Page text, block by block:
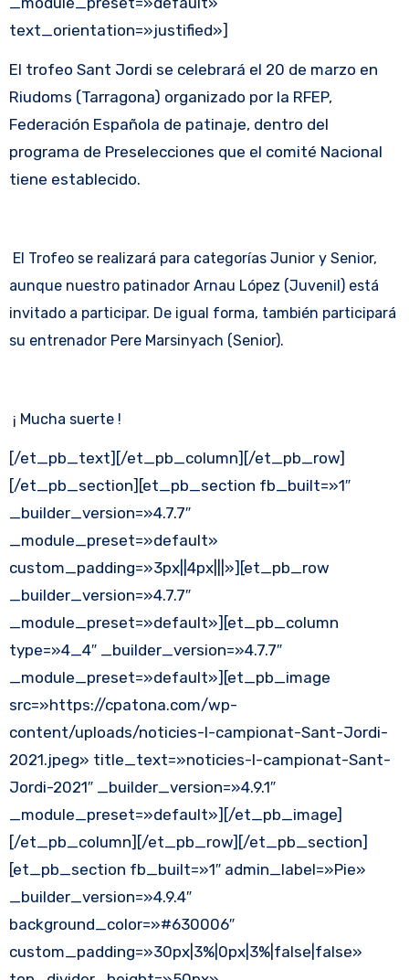
text_orientation=»justified»]
El trofeo Sant Jordi se celebrará el 20 de marzo en
Riudoms (Tarragona) organizado por la RFEP,
Federación Española de patinaje, dentro del
programa de Preselecciones que el comité Nacional
tiene establecido.
El Trofeo se realizará para categorías Junior y Senior,
aunque nuestro patinador Arnau López (Juvenil) está
invitado a participar. De igual forma, también participará
su entrenador Pere Marsinyach (Senior).
¡ Mucha suerte !
[/et_pb_text][/et_pb_column][/et_pb_row]
[/et_pb_section][et_pb_section fb_built=»1″
_builder_version=»4.7.7″
_module_preset=»default»
custom_padding=»3px||4px|||»][et_pb_row
_builder_version=»4.7.7″
_module_preset=»default»][et_pb_column
type=»4_4″ _builder_version=»4.7.7″
_module_preset=»default»][et_pb_image
src=»https://cpatona.com/wp-
content/uploads/noticies-I-campionat-Sant-Jordi-
2021.jpeg» title_text=»noticies-I-campionat-Sant-
Jordi-2021″ _builder_version=»4.9.1″
_module_preset=»default»][/et_pb_image]
[/et_pb_column][/et_pb_row][/et_pb_section]
[et_pb_section fb_built=»1″ admin_label=»Pie»
_builder_version=»4.9.4″
background_color=»#630006″
custom_padding=»30px|3%|0px|3%|false|false»